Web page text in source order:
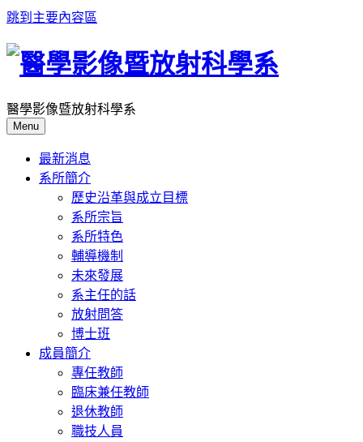
跳到主要內容區
醫學影像暨放射科學系
Menu
最新消息
系所簡介
歷史沿革與成立目標
系所宗旨
系所特色
輔導機制
未來發展
系主任的話
放射問答
博士班
成員簡介
專任教師
臨床兼任教師
退休教師
職技人員